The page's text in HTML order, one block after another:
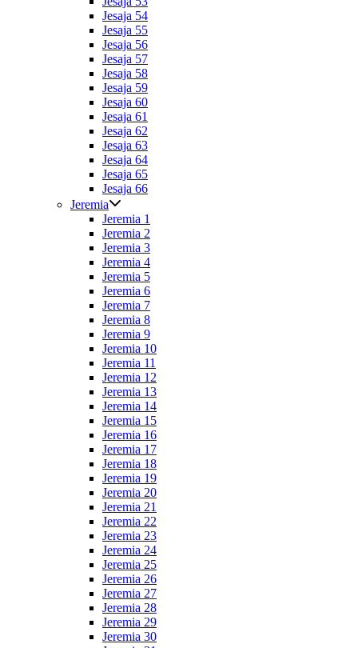
Jesaja 54
Jesaja 55
Jesaja 56
Jesaja 57
Jesaja 58
Jesaja 59
Jesaja 60
Jesaja 61
Jesaja 62
Jesaja 63
Jesaja 64
Jesaja 65
Jesaja 66
Jeremia
Jeremia 1
Jeremia 2
Jeremia 3
Jeremia 4
Jeremia 5
Jeremia 6
Jeremia 7
Jeremia 8
Jeremia 9
Jeremia 10
Jeremia 11
Jeremia 12
Jeremia 13
Jeremia 14
Jeremia 15
Jeremia 16
Jeremia 17
Jeremia 18
Jeremia 19
Jeremia 20
Jeremia 21
Jeremia 22
Jeremia 23
Jeremia 24
Jeremia 25
Jeremia 26
Jeremia 27
Jeremia 28
Jeremia 29
Jeremia 30